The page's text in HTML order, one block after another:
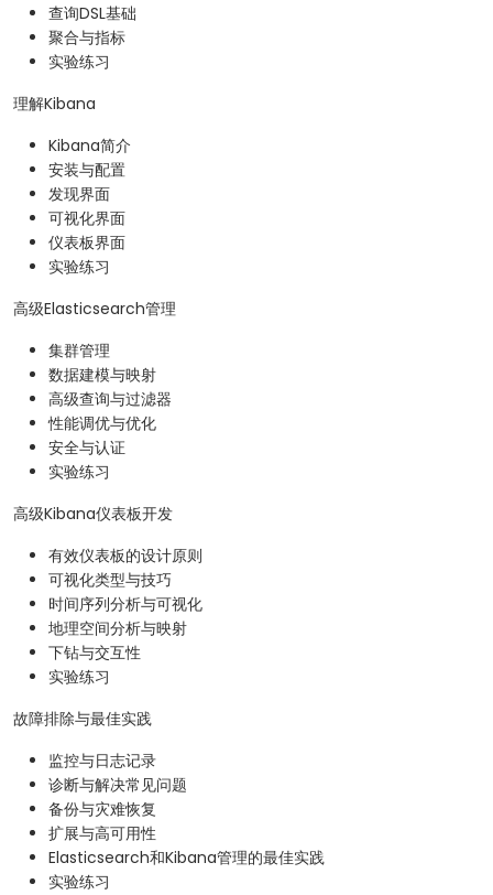
查询DSL基础
聚合与指标
实验练习
理解Kibana
Kibana简介
安装与配置
发现界面
可视化界面
仪表板界面
实验练习
高级Elasticsearch管理
集群管理
数据建模与映射
高级查询与过滤器
性能调优与优化
安全与认证
实验练习
高级Kibana仪表板开发
有效仪表板的设计原则
可视化类型与技巧
时间序列分析与可视化
地理空间分析与映射
下钻与交互性
实验练习
故障排除与最佳实践
监控与日志记录
诊断与解决常见问题
备份与灾难恢复
扩展与高可用性
Elasticsearch和Kibana管理的最佳实践
实验练习